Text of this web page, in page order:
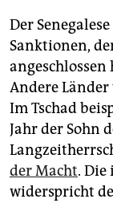
Der
Sanktionen,
angeschlossen
Andere
Im Tschad
Jahr der Sohn
der Macht.
widerspricht